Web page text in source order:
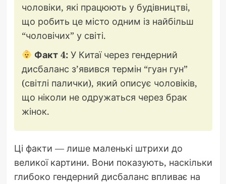
чоловіки, які працюють у будівництві,
що робить це місто одним із найбільш
“чоловічих” у світі.
Факт 4: У Китаї через гендерний
дисбаланс з’явився термін “гуан гун”
(світлі палички), який описує чоловіків,
що ніколи не одружаться через брак
жінок.
Ці факти — лише маленькі штрихи до
великої картини. Вони показують, наскільки
глибоко гендерний дисбаланс впливає на